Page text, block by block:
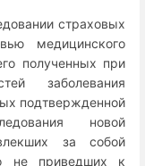
страховых
медицинского
полученных при
заболевания
подтвержденной
новой
за собой
не приведших к